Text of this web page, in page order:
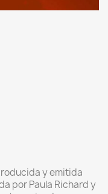
y emitida
por Paula Richard y